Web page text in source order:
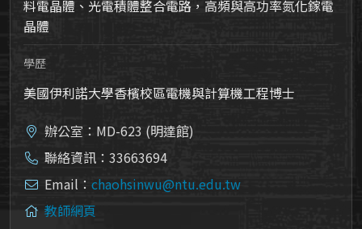
料電晶體、光電積體整合電路，高頻與高功率氮化鎵電
晶體
學歷
美國伊利諾大學香檳校區電機與計算機工程博士
辦公室：MD-623 (明達館)
聯絡資訊：33663694
Email： chaohsinwu@ntu.edu.tw
教師網頁